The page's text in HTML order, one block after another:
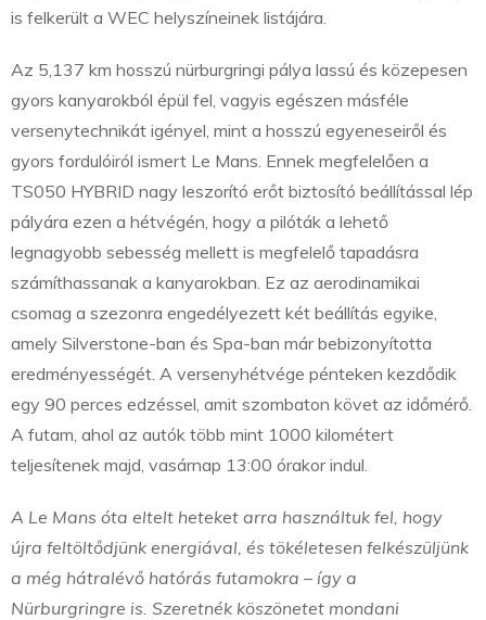
is felkerült a WEC helyszíneinek listájára.
Az 5,137 km hosszú nürburgringi pálya lassú és közepesen
gyors kanyarokból épül fel, vagyis egészen másféle
versenytechnikát igényel, mint a hosszú egyeneseiről és
gyors fordulóiról ismert Le Mans. Ennek megfelelően a
TS050 HYBRID nagy leszorító erőt biztosító beállítással lép
pályára ezen a hétvégén, hogy a pilóták a lehető
legnagyobb sebesség mellett is megfelelő tapadásra
számíthassanak a kanyarokban. Ez az aerodinamikai
csomag a szezonra engedélyezett két beállítás egyike,
amely Silverstone-ban és Spa-ban már bebizonyította
eredményességét. A versenyhétvége pénteken kezdődik
egy 90 perces edzéssel, amit szombaton követ az időmérő.
A futam, ahol az autók több mint 1000 kilométert
teljesítenek majd, vasárnap 13:00 órakor indul.
A Le Mans óta eltelt heteket arra használtuk fel, hogy
újra feltöltődjünk energiával, és tökéletesen felkészüljünk
a még hátralévő hatórás futamokra – így a
Nürburgringre is. Szeretnék köszönetet mondani